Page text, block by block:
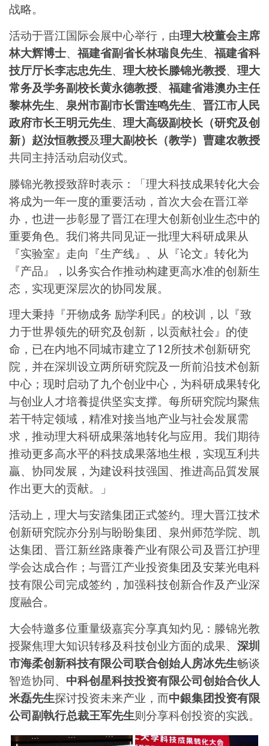
战略。
活动于晋江国际会展中心举行，由理大校董会主席
林大辉博士、福建省副省长林瑞良先生、福建省科
技厅厅长李志忠先生、 理大校长滕锦光教授、 理大
常务及学务副校长黄永德教授、福建省港澳办主任
黎林先生、 泉州市副市长雷连鸣先生、 晋江市人民
政府市长王明元先生、 理大高级副校长（研究及创
新）赵汝恒教授及理大副校长（教学）曹建农教授
共同主持活动启动仪式。
滕锦光教授致辞时表示：「理大科技成果转化大会
将成为一年一度的重要活动，首次大会在晋江举
办，也进一步彰显了晋江在理大创新创业生态中的
重要角色。我们将共同见证一批理大科研成果从
『实验室』走向『生产线』、从『论文』转化为
『产品』，以务实合作推动构建更高水准的创新生
态，实现更深层次的协同发展。
理大秉持『开物成务 励学利民』的校训，以『致
力于世界领先的研究及创新，以贡献社会』的使
命，已在内地不同城市建立了12所技术创新研究
院，并在深圳设立两所研究院及一所前沿技术创新
中心；现时启动了九个创业中心，为科研成果转化
与创业人才培養提供坚实支撑。每所研究院均聚焦
若干特定领域，精准对接当地产业与社会发展需
求，推动理大科研成果落地转化与应用。我们期待
推动更多高水平的科技成果落地生根，实现互利共
贏、协同发展，为建设科技强国、推进高品質发展
作出更大的贡献。」
活动上，理大与安踏集团正式签约。理大晋江技术
创新研究院亦分别与盼盼集团、泉州师范学院、凯
达集团、晋江新丝路康養产业有限公司及晋江护理
学会达成合作；与晋江产业投资集团及安莱光电科
技有限公司完成签约，加强科技创新合作及产业深
度融合。
大会特邀多位重量级嘉宾分享真知灼见：滕锦光教
授聚焦理大知识转移及科技创业方面的成果、 深圳
市海柔创新科技有限公司联合创始人房冰先生畅谈
智造协同、 中科创星科技投资有限公司创始合伙人
米磊先生探讨投资未来产业，而中銀集团投资有限
公司副執行总裁王军先生则分享科创投资的实践。